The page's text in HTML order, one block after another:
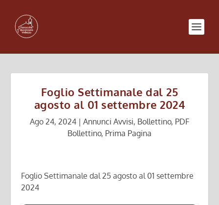
Foglio Settimanale dal 25
agosto al 01 settembre 2024
Ago 24, 2024 | Annunci Avvisi, Bollettino, PDF
Bollettino, Prima Pagina
Foglio Settimanale dal 25 agosto al 01 settembre
2024